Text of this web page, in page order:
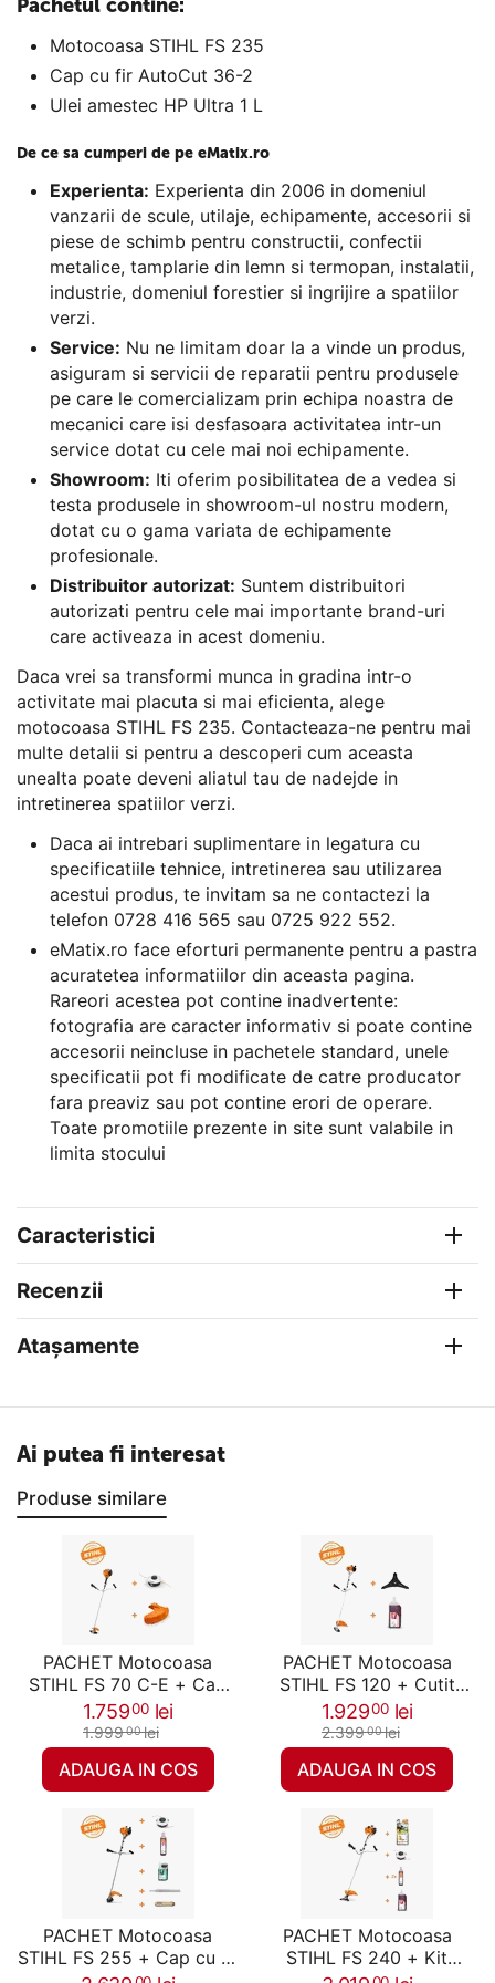
Pachetul contine:
Motocoasa STIHL FS 235
Cap cu fir AutoCut 36-2
Ulei amestec HP Ultra 1 L
De ce sa cumperi de pe eMatix.ro
Experienta: Experienta din 2006 in domeniul
vanzarii de scule, utilaje, echipamente, accesorii si
piese de schimb pentru constructii, confectii
metalice, tamplarie din lemn si termopan, instalatii,
industrie, domeniul forestier si ingrijire a spatiilor
verzi.
Service: Nu ne limitam doar la a vinde un produs,
asiguram si servicii de reparatii pentru produsele
pe care le comercializam prin echipa noastra de
mecanici care isi desfasoara activitatea intr-un
service dotat cu cele mai noi echipamente.
Showroom: Iti oferim posibilitatea de a vedea si
testa produsele in showroom-ul nostru modern,
dotat cu o gama variata de echipamente
profesionale.
Distribuitor autorizat: Suntem distribuitori
autorizati pentru cele mai importante brand-uri
care activeaza in acest domeniu.
Daca vrei sa transformi munca in gradina intr-o
activitate mai placuta si mai eficienta, alege
motocoasa STIHL FS 235. Contacteaza-ne pentru mai
multe detalii si pentru a descoperi cum aceasta
unealta poate deveni aliatul tau de nadejde in
intretinerea spatiilor verzi.
Daca ai intrebari suplimentare in legatura cu
specificatiile tehnice, intretinerea sau utilizarea
acestui produs, te invitam sa ne contactezi la
telefon 0728 416 565 sau 0725 922 552.
eMatix.ro face eforturi permanente pentru a pastra
acuratetea informatiilor din aceasta pagina.
Rareori acestea pot contine inadvertente:
fotografia are caracter informativ si poate contine
accesorii neincluse in pachetele standard, unele
specificatii pot fi modificate de catre producator
fara preaviz sau pot contine erori de operare.
Toate promotiile prezente in site sunt valabile in
limita stocului
Caracteristici
Recenzii
Atașamente
Ai putea fi interesat
Produse similare
PACHET Motocoasa
STIHL FS 70 C-E + Cap
cu fir AutoCut 27-2 +
Aparatoare, 1.2 CP, 5.4 Kg
1.75900 lei
1.99900lei
ADAUGA IN COS
PACHET Motocoasa
STIHL FS 120 + Cutit
desis 250-3 + Ulei
amestec HP 1 L, 1.8 CP,
6.4 Kg
1.92900 lei
2.39900lei
ADAUGA IN COS
PACHET Motocoasa
STIHL FS 255 + Cap cu fir
PACHET Motocoasa
STIHL FS 240 + Kit